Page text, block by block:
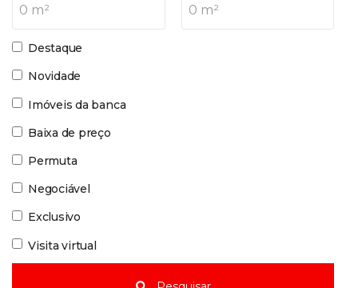
0 m² 0 m²
Destaque
Novidade
Imóveis da banca
Baixa de preço
Permuta
Negociável
Exclusivo
Visita virtual